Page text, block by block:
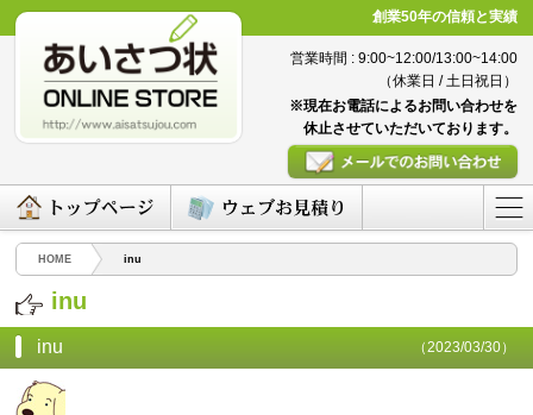
創業50年の信頼と実績
営業時間 : 9:00~12:00/13:00~14:00
（休業日 / 土日祝日）
※現在お電話によるお問い合わせを
休止させていただいております。
HOME inu
inu
inu （2023/03/30）